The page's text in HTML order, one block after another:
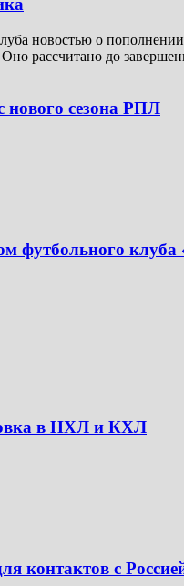
новостью о
рассчитано до
сезона РПЛ
футбольного клуба
в НХЛ и КХЛ
контактов с